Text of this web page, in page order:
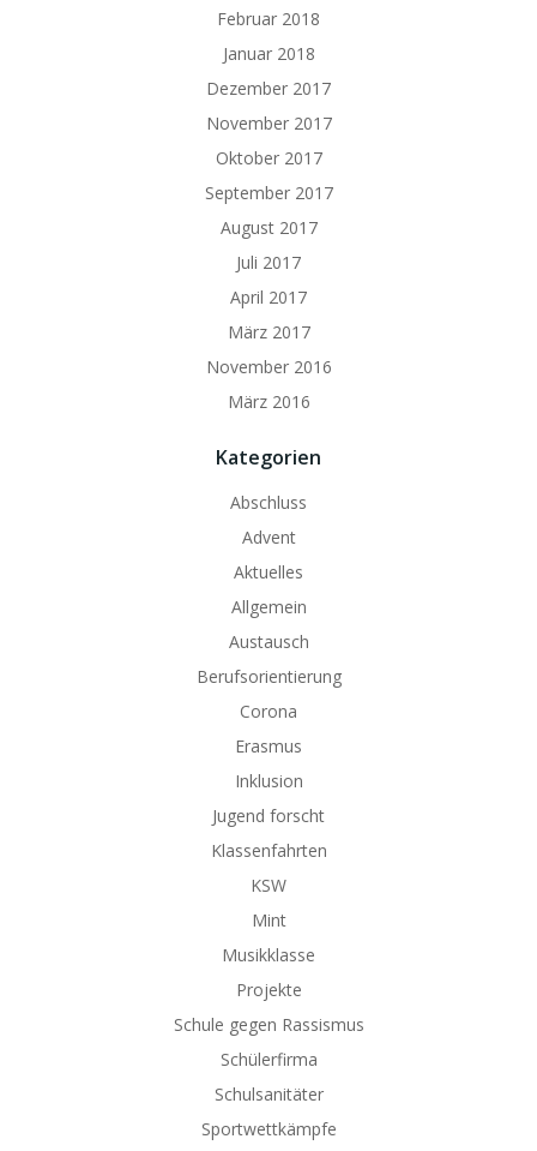
Februar 2018
Januar 2018
Dezember 2017
November 2017
Oktober 2017
September 2017
August 2017
Juli 2017
April 2017
März 2017
November 2016
März 2016
Kategorien
Abschluss
Advent
Aktuelles
Allgemein
Austausch
Berufsorientierung
Corona
Erasmus
Inklusion
Jugend forscht
Klassenfahrten
KSW
Mint
Musikklasse
Projekte
Schule gegen Rassismus
Schülerfirma
Schulsanitäter
Sportwettkämpfe